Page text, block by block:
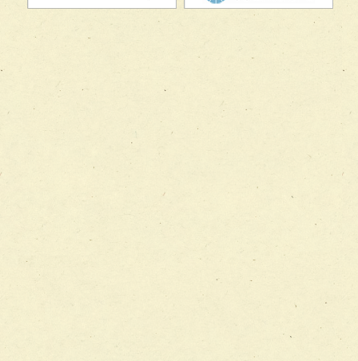
チーム09【術前から始める周術期リハビリテーションチー
ム】
チーム10【包括的リハビリテーションコンサルテーション
チーム12【こどもの食育支援チーム】